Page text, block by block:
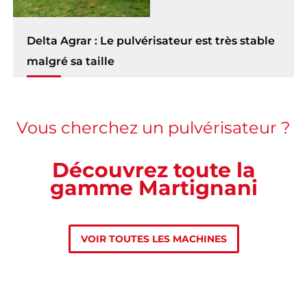
Delta Agrar : Le pulvérisateur est très stable
malgré sa taille
Vous cherchez un pulvérisateur ?
Découvrez toute la
gamme Martignani
VOIR TOUTES LES MACHINES